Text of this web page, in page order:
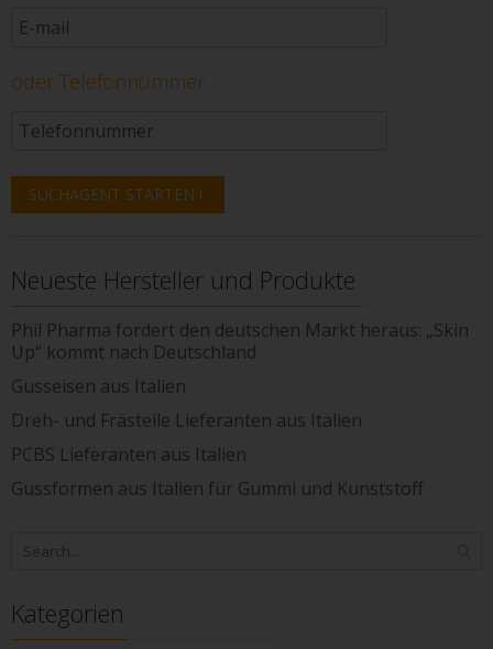
oder Telefonnummer
Neueste Hersteller und Produkte
Phil Pharma fordert den deutschen Markt heraus: „Skin
Up“ kommt nach Deutschland
Gusseisen aus Italien
Dreh- und Frästeile Lieferanten aus Italien
PCBS Lieferanten aus Italien
Gussformen aus Italien für Gummi und Kunststoff
Kategorien